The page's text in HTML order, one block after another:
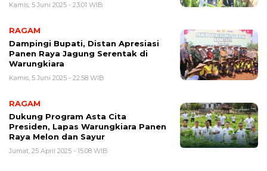
Kamis, 5 Juni 2025 - 23:01 WIB
RAGAM
Dampingi Bupati, Distan Apresiasi
Panen Raya Jagung Serentak di
Warungkiara
Kamis, 5 Juni 2025 - 22:58 WIB
RAGAM
Dukung Program Asta Cita
Presiden, Lapas Warungkiara Panen
Raya Melon dan Sayur
Jumat, 25 April 2025 - 15:08 WIB